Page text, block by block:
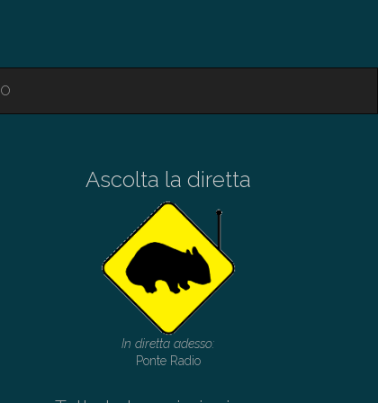
Ascolta la diretta
In diretta adesso:
Ponte Radio